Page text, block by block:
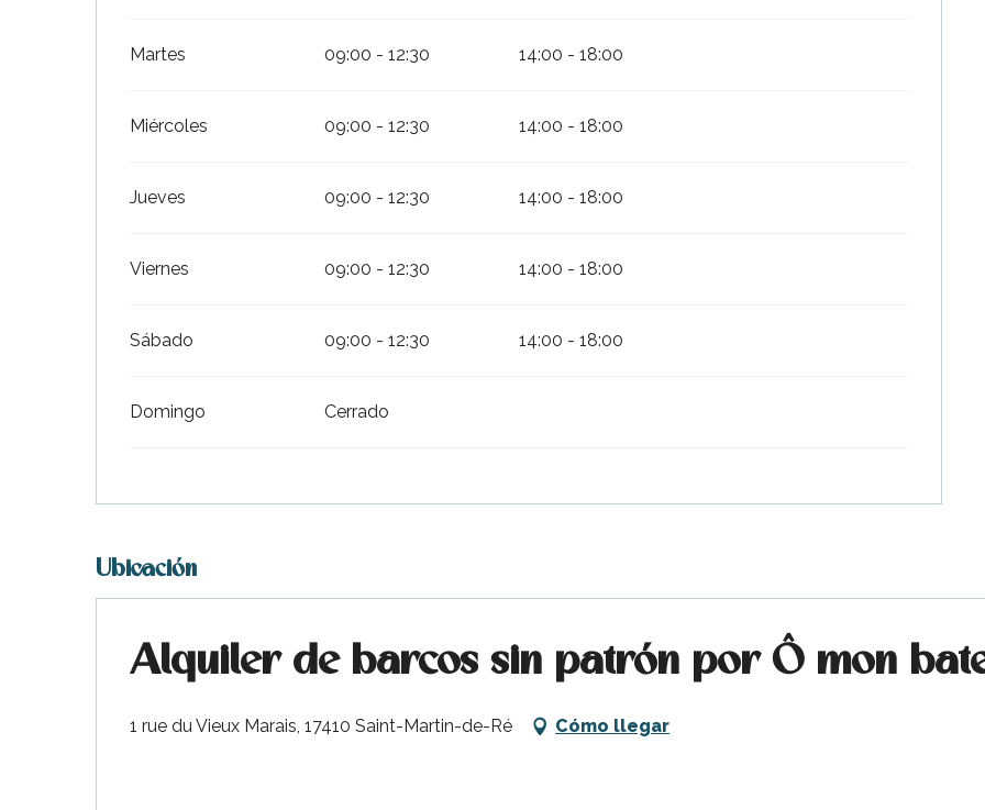
Martes 09:00 - 12:30 14:00 - 18:00
Miércoles 09:00 - 12:30 14:00 - 18:00
Jueves 09:00 - 12:30 14:00 - 18:00
Viernes 09:00 - 12:30 14:00 - 18:00
Sábado 09:00 - 12:30 14:00 - 18:00
Domingo Cerrado
Ubicación
Alquiler de barcos sin patrón por Ô mon
1 rue du Vieux Marais, 17410 Saint-Martin-de-Ré Cómo llegar